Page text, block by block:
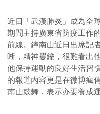
近日「武漢肺炎」成為全
期間主持廣東省防疫工作
前線。鐘南山近日出席記
晰，精神矍鑠，很難看出
他保持運動的良好生活習
的報道內容更是在微博瘋
南山鼓舞，表示亦要養成